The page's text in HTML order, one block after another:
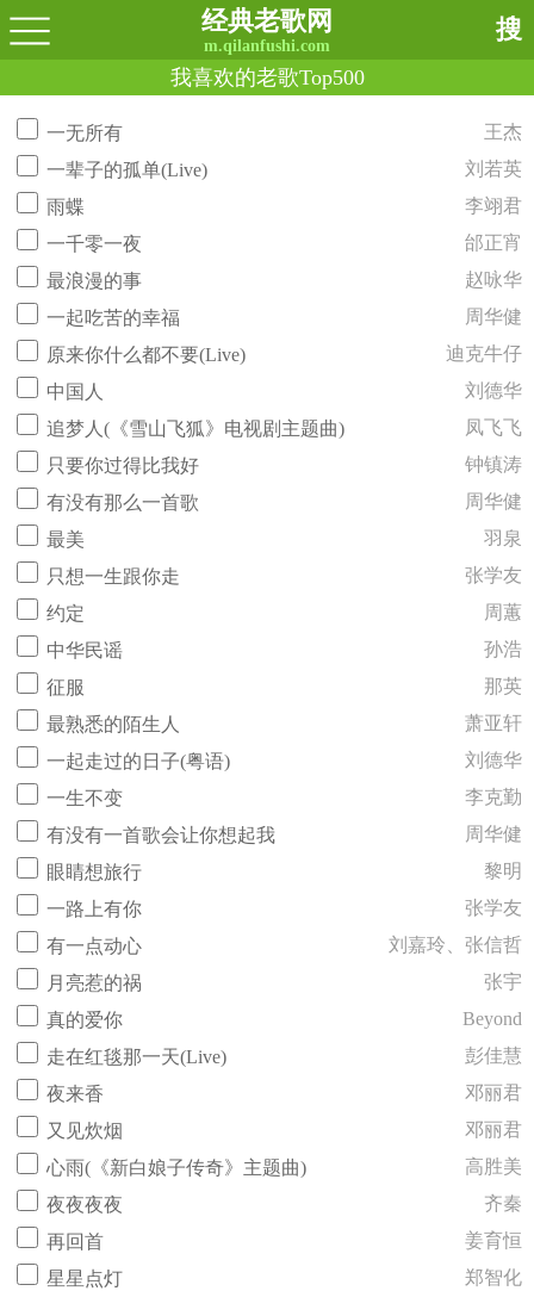
经典老歌网
m.qilanfushi.com
搜
我喜欢的老歌Top500
一无所有
王杰
一辈子的孤单(Live)
刘若英
雨蝶
李翊君
一千零一夜
邰正宵
最浪漫的事
赵咏华
一起吃苦的幸福
周华健
原来你什么都不要(Live)
迪克牛仔
中国人
刘德华
追梦人(《雪山飞狐》电视剧主题曲)
凤飞飞
只要你过得比我好
钟镇涛
有没有那么一首歌
周华健
最美
羽泉
只想一生跟你走
张学友
约定
周蕙
中华民谣
孙浩
征服
那英
最熟悉的陌生人
萧亚轩
一起走过的日子(粤语)
刘德华
一生不变
李克勤
有没有一首歌会让你想起我
周华健
眼睛想旅行
黎明
一路上有你
张学友
有一点动心
刘嘉玲、张信哲
月亮惹的祸
张宇
真的爱你
Beyond
走在红毯那一天(Live)
彭佳慧
夜来香
邓丽君
又见炊烟
邓丽君
心雨(《新白娘子传奇》主题曲)
高胜美
夜夜夜夜
齐秦
再回首
姜育恒
星星点灯
郑智化